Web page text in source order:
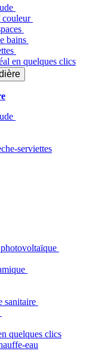
couleur
bains
en quelques clics
serviettes
sanitaire
quelques clics
eau